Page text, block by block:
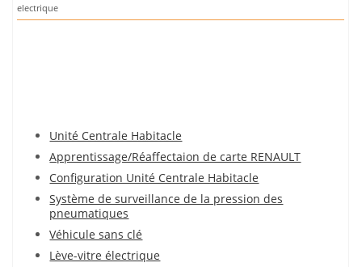
electrique
Unité Centrale Habitacle
Apprentissage/Réaffectaion de carte RENAULT
Configuration Unité Centrale Habitacle
Système de surveillance de la pression des
pneumatiques
Véhicule sans clé
Lève-vitre électrique